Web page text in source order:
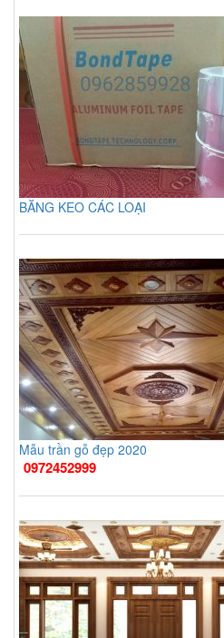
BĂNG KEO CÁC LOẠI
Mẫu trần gỗ đẹp 2020
0972452999